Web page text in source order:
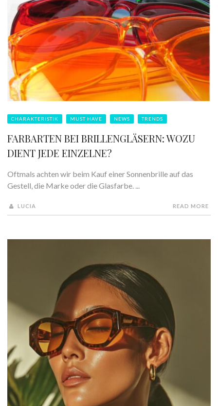
CHARAKTERISTIK MUST HAVE NEWS TRENDS
FARBARTEN BEI BRILLENGLÄSERN: WOZU
DIENT JEDE EINZELNE?
Oftmals achten wir beim Kauf einer Sonnenbrille auf das
Gestell, die Marke oder die Glasfarbe. ...
LUCIA READ MORE